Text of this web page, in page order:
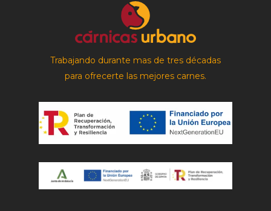
Trabajando durante mas de tres décadas
para ofrecerte las mejores carnes.